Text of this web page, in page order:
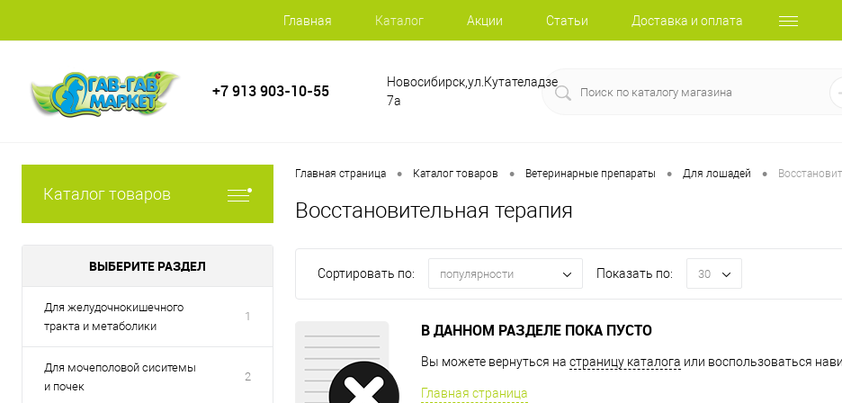
Главная Каталог Акции Статьи Доставка и оплата
+7 913 903-10-55
Новосибирск,ул.Кутателадзе
7а
Каталог товаров
ВЫБЕРИТЕ РАЗДЕЛ
Для желудочнокишечного
тракта и метаболики
1
Для мочеполовой сиситемы
и почек
2
Главная страница • Каталог товаров • Ветеринарные препараты • Для лошадей •
Восстановительная терапия
Сортировать по: популярности Показать по: 30
В ДАННОМ РАЗДЕЛЕ ПОКА ПУСТО
Вы можете вернуться на страницу каталога или воспользоваться
Главная страница